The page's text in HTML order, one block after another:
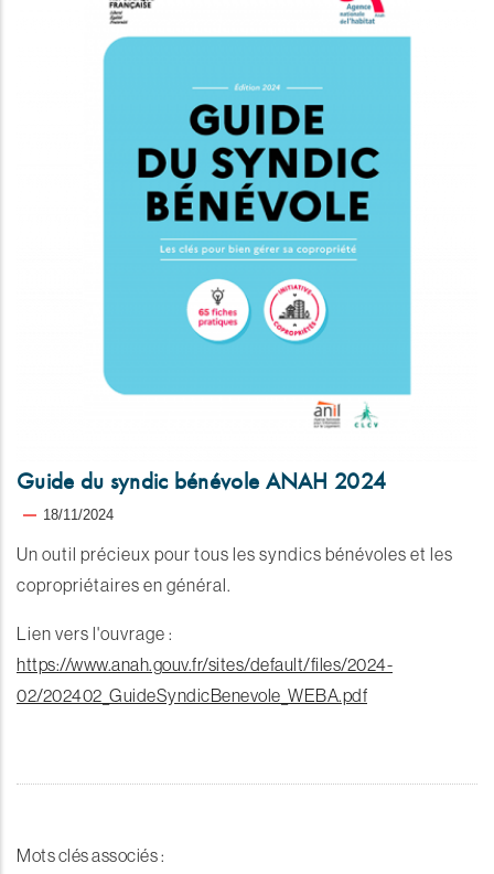
Guide du syndic bénévole ANAH 2024
18/11/2024
Un outil précieux pour tous les syndics bénévoles et les
copropriétaires en général.
Lien vers l'ouvrage :
https://www.anah.gouv.fr/sites/default/files/2024-
02/202402_GuideSyndicBenevole_WEBA.pdf
Mots clés associés :